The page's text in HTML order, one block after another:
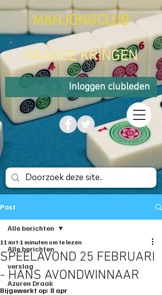
MAHJONGCLUB
HAAGSE KRINGEN
Inloggen clubleden
Post
Alle berichten
verslag
Azuren Draak
Alle berichten
SPEELAVOND 25 FEBRUARI
- HANS AVONDWINNAAR
11 mrt 1 minuten om te lezen
Bijgewerkt op: 8 apr